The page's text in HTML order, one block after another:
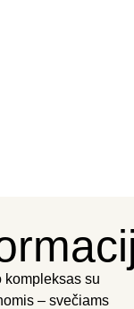
kompleksas su
– svečiams